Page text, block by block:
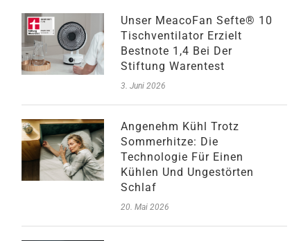
Unser MeacoFan Sefte® 10
Tischventilator Erzielt
Bestnote 1,4 Bei Der
Stiftung Warentest
3. Juni 2026
Angenehm Kühl Trotz
Sommerhitze: Die
Technologie Für Einen
Kühlen Und Ungestörten
Schlaf
20. Mai 2026